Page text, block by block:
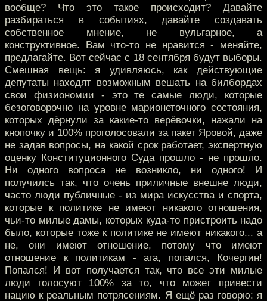
вообще? Что это такое происходит? Давайте
разбираться в событиях, давайте создавать
собственное мнение, не вульгарное, а
конструктивное. Вам что-то не нравится - меняйте,
предлагайте. Вот сейчас с 18 сентября будут выборы.
Смешная вещь: я удивляюсь, как действующие
депутаты находят возможным вешать на билбордах
свои физиономии - это те самые люди, которые
безоговорочно на уровне марионеточного состояния,
которых дёрнули за какие-то верёвочки, нажали на
кнопочку и 100% проголосовали за пакет Яровой, даже
не задав вопросы, на какой срок работает, экспертную
оценку Конституционного Суда прошло - не прошло.
Ни одного вопроса не возникло, ни одного! И
получилсь так, что очень приличные внешне люди,
часто люди публичные - из мира искусства и спорта,
которые к политике не имеют никакого отношения,
чьи-то милые дамы, которых куда-то пристроить надо
было, которые тоже к политике не имеют никакого... а
не, они имеют отношение, потому что имеют
отношение к политикам - ага, попался, Кочергин!
Попался! И вот получается так, что все эти милые
люди голосуют 100% за то, что может привести
нацию к реальным потрясениям. Я ещё раз говорю: я